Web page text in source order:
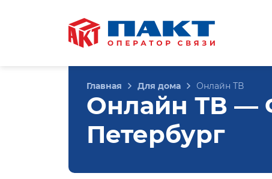
Главная Для дома Онлайн ТВ
Онлайн ТВ —
Петербург